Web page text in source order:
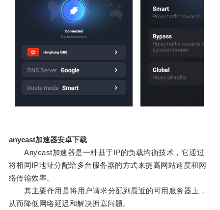
anycast加速器安卓下载
Anycast加速器是一种基于IP的负载均衡技术，它通过
将相同IP地址分配给多台服务器的方式来提高网站速度和网
络传输效率。
其主要作用是将用户请求分配到最近的可用服务器上，
从而降低网络延迟和解决拥塞问题。